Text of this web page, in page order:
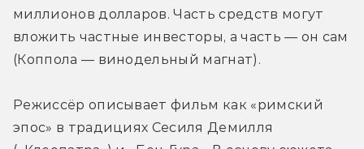
миллионов долларов. Часть средств могут
вложить частные инвесторы, а часть — он сам
(Коппола — винодельный магнат).
Режиссёр описывает фильм как «римский
эпос» в традициях Сесиля Демилля